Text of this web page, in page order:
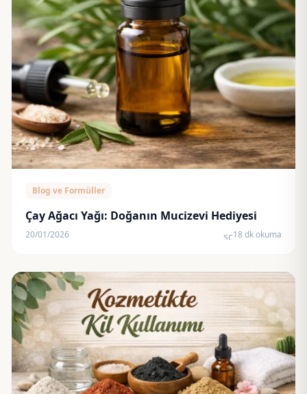
Blog ve Formüller
Çay Ağacı Yağı: Doğanın Mucizevi Hediyesi
20/01/2026 schedule
18 dk okuma